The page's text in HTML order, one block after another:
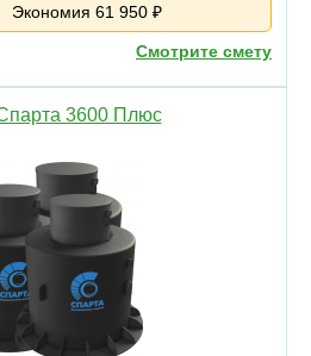
Экономия 61 950 ₽
Смотрите смету
3600 Плюс